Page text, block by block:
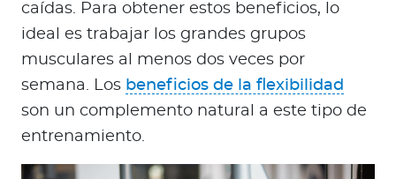
caídas. Para obtener estos beneficios, lo
ideal es trabajar los grandes grupos
musculares al menos dos veces por
semana. Los beneficios de la flexibilidad
son un complemento natural a este tipo de
entrenamiento.